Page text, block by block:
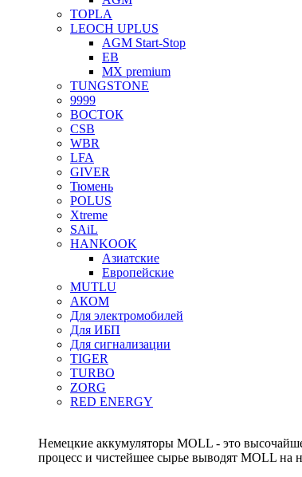
TOPLA
LEOCH UPLUS
AGM Start-Stop
EB
MX premium
TUNGSTONE
9999
ВОСТОК
CSB
WBR
LFA
GIVER
Тюмень
POLUS
Xtreme
SAiL
HANKOOK
Азиатские
Европейские
MUTLU
АКОМ
Для электромобилей
Для ИБП
Для сигнализации
TIGER
TURBO
ZORG
RED ENERGY
Немецкие аккумуляторы MOLL - это
процесс и чистейшее сырье выводят MOLL на